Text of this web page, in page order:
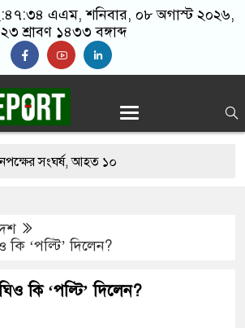
এএম, শনিবার, ০৮ অগাস্ট ২০২৬,
২৩ শ্রাবণ ১৪৩৩ বঙ্গাব্দ
সংঘর্ষ, আহত ১০
জারি
ভাইরাল
কি ‘পল্টি’ দিলেন?
কি ‘পল্টি’ দিলেন?